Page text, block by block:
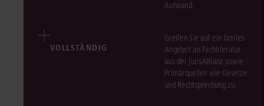
Aufwand.
VOLLSTÄNDIG
Greifen Sie auf ein breites
Angebot an Fachliteratur
aus der jurisAllianz sowie
Primärquellen wie Gesetze
und Rechtsprechung zu.